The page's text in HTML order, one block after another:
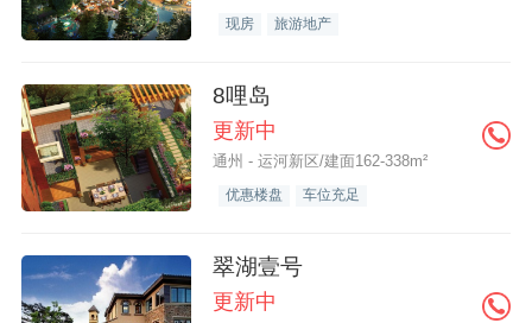
现房 旅游地产
8哩岛
更新中
通州 - 运河新区/建面162-338m²
优惠楼盘 车位充足
翠湖壹号
更新中